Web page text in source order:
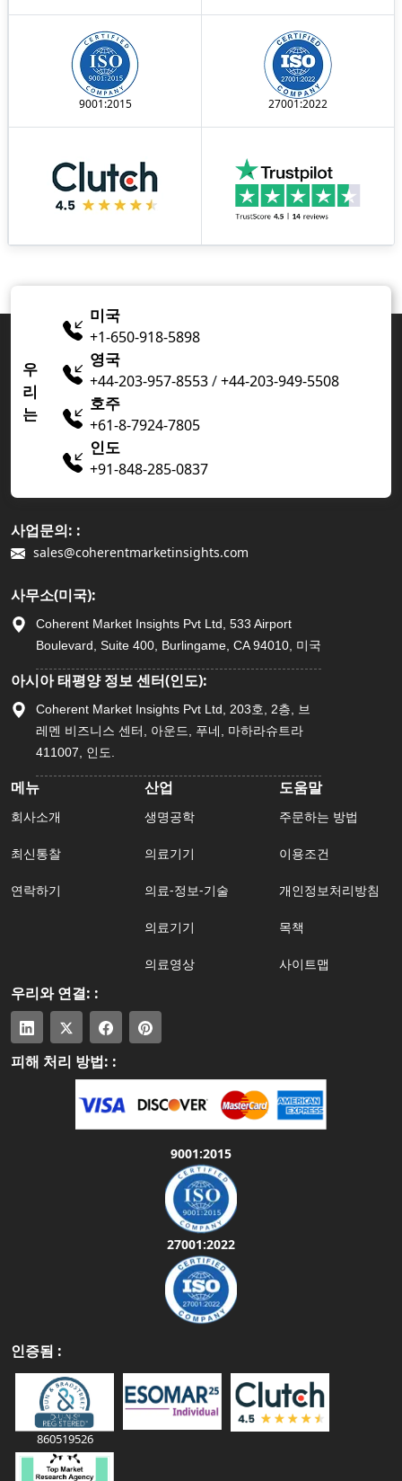
9001:2015 27001:2022
우
리
는
미국
+1-650-918-5898
영국
+44-203-957-8553/+44-203-949-5508
호주
+61-8-7924-7805
인도
+91-848-285-0837
사업문의: :
sales@coherentmarketinsights.com
사무소(미국):
Coherent Market Insights Pvt Ltd, 533 Airport
Boulevard, Suite 400, Burlingame, CA 94010, 미국
아시아 태평양 정보 센터(인도):
Coherent Market Insights Pvt Ltd, 203호, 2층, 브
레멘 비즈니스 센터, 아운드, 푸네, 마하라슈트라
411007, 인도.
메뉴
회사소개
최신통찰
연락하기
산업
생명공학
의료기기
의료-정보-기술
의료기기
의료영상
도움말
주문하는 방법
이용조건
개인정보처리방침
목책
사이트맵
우리와 연결: :
피해 처리 방법: :
9001:2015
27001:2022
인증됨 :
860519526